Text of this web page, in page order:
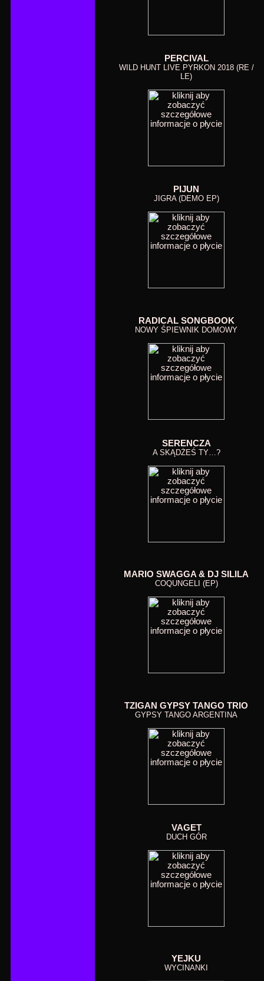
PERCIVAL
WILD HUNT LIVE PYRKON 2018 (RE /
LE)
PIJUN
JIGRA (DEMO EP)
RADICAL SONGBOOK
NOWY ŚPIEWNIK DOMOWY
SERENCZA
A SKĄDŻEŚ TY…?
MARIO SWAGGA & DJ SILILA
COQUNGELI (EP)
TZIGAN GYPSY TANGO TRIO
GYPSY TANGO ARGENTINA
VAGET
DUCH GÓR
YEJKU
WYCINANKI